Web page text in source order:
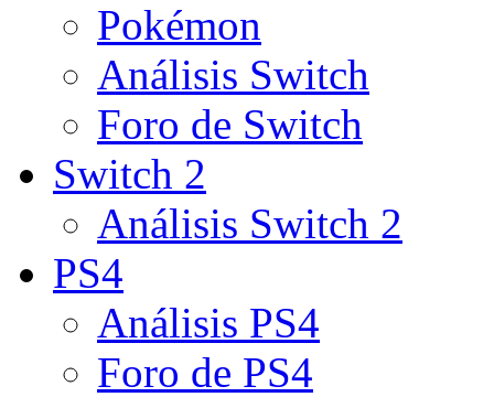
Pokémon
Análisis Switch
Foro de Switch
Switch 2
Análisis Switch 2
PS4
Análisis PS4
Foro de PS4